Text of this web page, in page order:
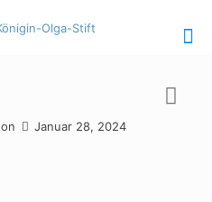
on Januar 28, 2024